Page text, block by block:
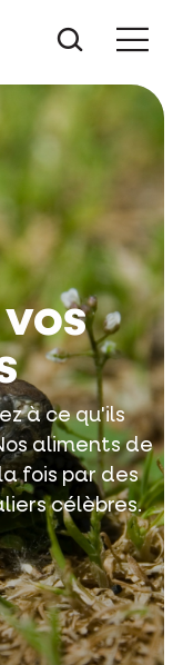
à ce qu'ils
aliments de
fois par des
célèbres.
down